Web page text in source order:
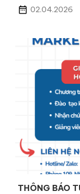
02.04.2026
THÔNG BÁO